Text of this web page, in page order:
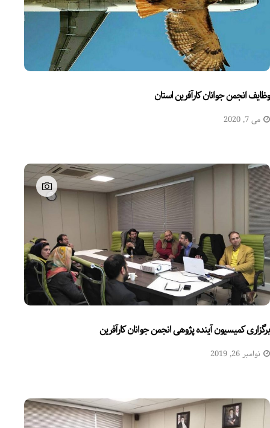
وظایف انجمن جوانان کارآفرین استان
می 7, 2020
برگزاری کمیسیون آینده پژوهی انجمن جوانان کارآفرین
نوامبر 26, 2019